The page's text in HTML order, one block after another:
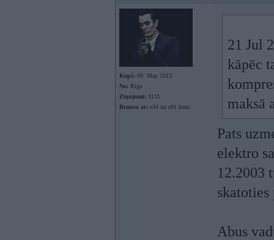
Kopš: 09. May 2013
No: Rīga
Ziņojumi: 3131
Braucu ar: e34 un e91 kuuc
21 Jul
kāpēc
maksā
Pats
elektro
12.2003
Abus